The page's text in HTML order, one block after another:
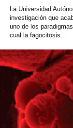
La Universidad
investigación que
uno de los
cual la fagocitosis...